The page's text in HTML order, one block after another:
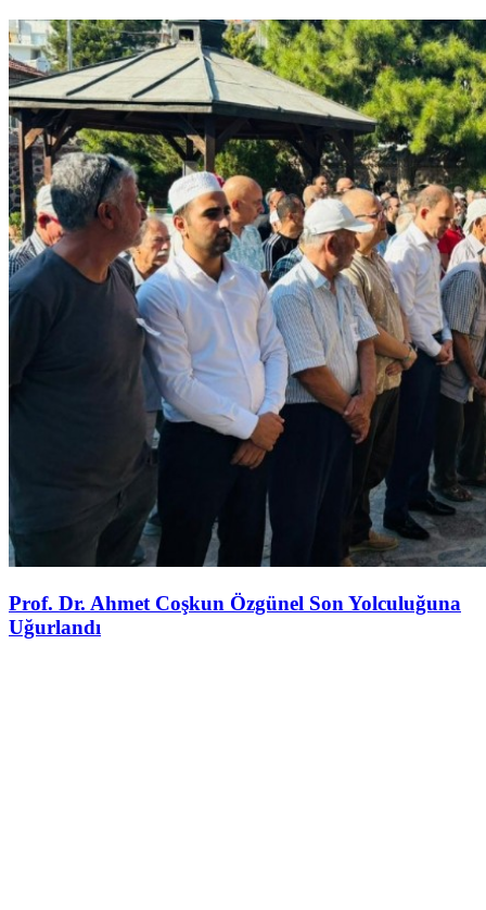
Prof. Dr. Ahmet Coşkun Özgünel Son Yolculuğuna
Uğurlandı